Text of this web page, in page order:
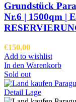
Grundstück
Nr.6 | 1500qm |
€150,00
Add to wishlist
In den Warenkorb
Sold out